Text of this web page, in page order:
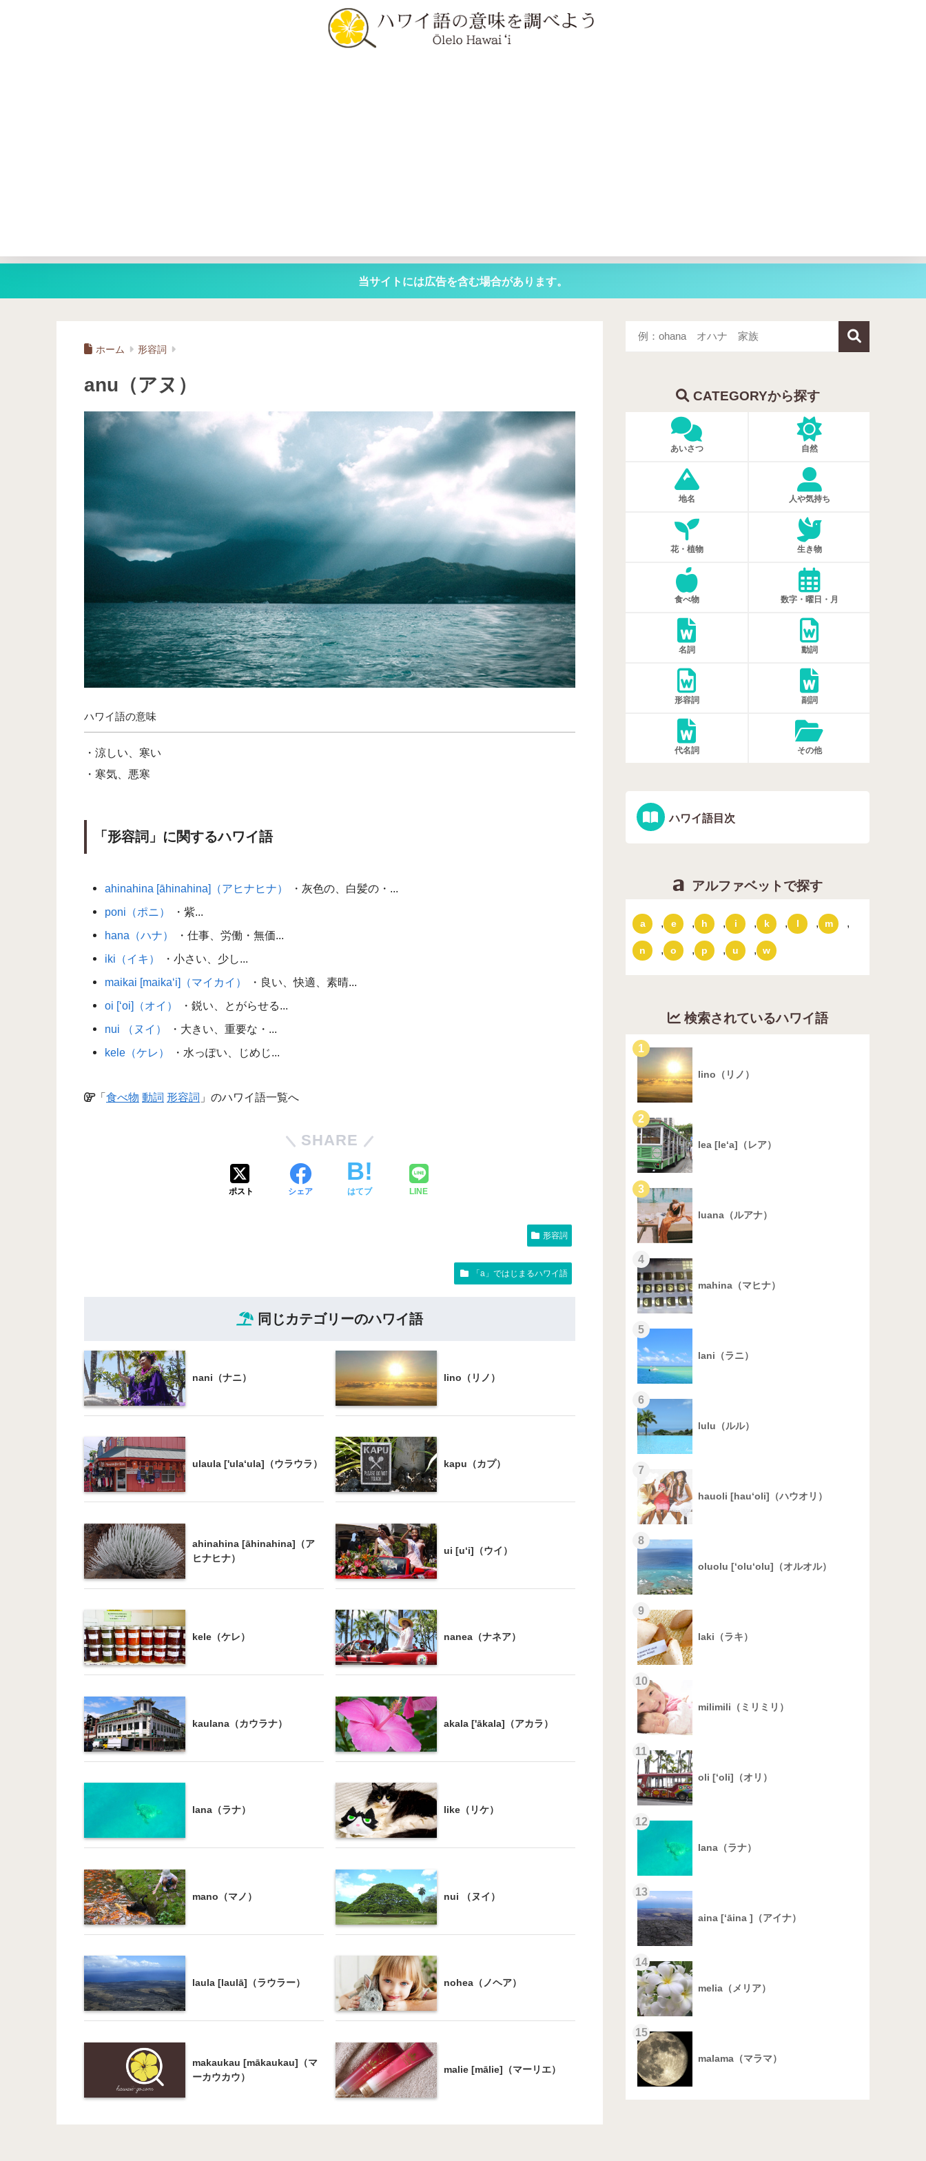
当サイトには広告を含む場合があります。
ホーム 形容詞
anu（アヌ）
ハワイ語の意味
・涼しい、寒い
・寒気、悪寒
「形容詞」に関するハワイ語
ahinahina [āhinahina]（アヒナヒナ）
・灰色の、白髪の・...
poni（ポニ）
・紫...
hana（ハナ）
・仕事、労働・無価...
iki（イキ）
・小さい、少し...
maikai [maika‘i]（マイカイ）
・良い、快適、素晴...
oi [‘oi]（オイ）
・鋭い、とがらせる...
nui （ヌイ）
・大きい、重要な・...
kele（ケレ）
・水っぽい、じめじ...
「食べ物 動詞 形容詞 」のハワイ語一覧へ
SHARE
ポスト シェア はてブ LINE
形容詞
「a」ではじまるハワイ語
同じカテゴリーのハワイ語
nani（ナニ） lino（リノ）
ulaula ['ula‘ula]（ウラウラ） kapu（カプ）
ahinahina [āhinahina]（ア
ヒナヒナ）
ui [u‘i]（ウイ）
kele（ケレ） nanea（ナネア）
kaulana（カウラナ） akala ['ākala]（アカラ）
lana（ラナ） like（リケ）
mano（マノ） nui （ヌイ）
laula [laulā]（ラウラー） nohea（ノヘア）
makaukau [mākaukau]（マ
ーカウカウ）
malie [mālie]（マーリエ）
CATEGORYから探す
あいさつ 自然
地名 人や気持ち
花・植物 生き物
食べ物 数字・曜日・月
名詞 動詞
形容詞 副詞
代名詞 その他
ハワイ語目次
アルファベットで探す
a , e , h , i , k , l , m ,
n , o , p , u , w
検索されているハワイ語
1
lino（リノ）
2
lea [le‘a]（レア）
3
luana（ルアナ）
4
mahina（マヒナ）
5
lani（ラニ）
6
lulu（ルル）
7
hauoli [hau‘oli]（ハウオリ）
8
oluolu [‘olu‘olu]（オルオル）
9
laki（ラキ）
10
milimili（ミリミリ）
11
oli [‘oli]（オリ）
12
lana（ラナ）
13
aina [‘āina ]（アイナ）
14
melia（メリア）
15
malama（マラマ）